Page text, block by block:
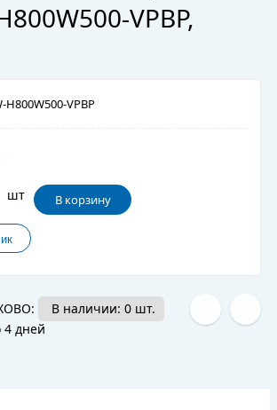
VPBP,
H800W500-VPBP
шт В корзину
В наличии: 0 шт.
4 дней